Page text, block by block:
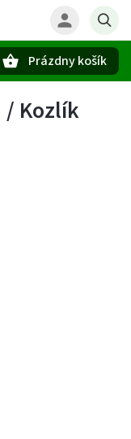
Prázdny košík
/ Kozlík